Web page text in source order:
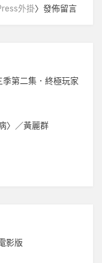
外掛〉發佈留言
第二集．終極玩家
〉／黃麗群
影版